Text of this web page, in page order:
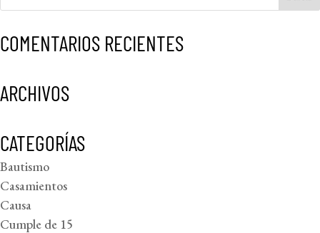
COMENTARIOS RECIENTES
ARCHIVOS
CATEGORÍAS
Bautismo
Casamientos
Causa
Cumple de 15